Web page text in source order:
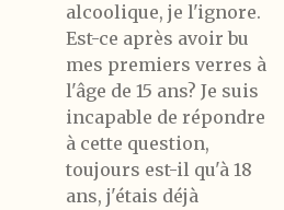
alcoolique, je l'ignore.
Est-ce après avoir bu
mes premiers verres à
l'âge de 15 ans? Je suis
incapable de répondre
à cette question,
toujours est-il qu'à 18
ans, j'étais déjà